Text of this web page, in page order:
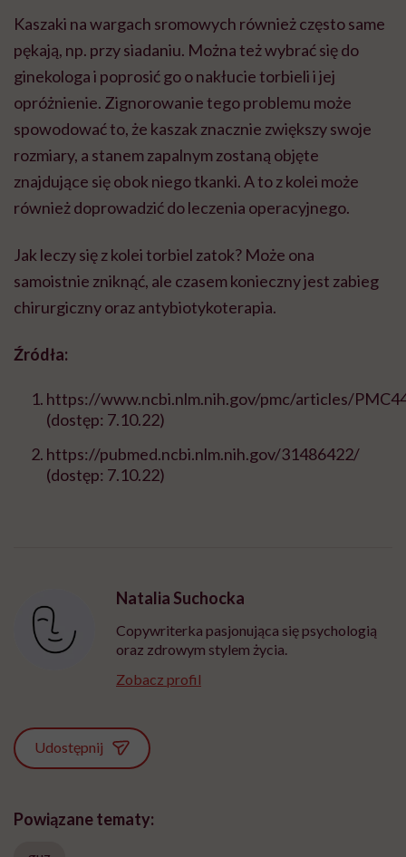
Kaszaki na wargach sromowych również często same
pękają, np. przy siadaniu. Można też wybrać się do
ginekologa i poprosić go o nakłucie torbieli i jej
opróżnienie. Zignorowanie tego problemu może
spowodować to, że kaszak znacznie zwiększy swoje
rozmiary, a stanem zapalnym zostaną objęte
znajdujące się obok niego tkanki. A to z kolei może
również doprowadzić do leczenia operacyjnego.
Jak leczy się z kolei torbiel zatok? Może ona
samoistnie zniknąć, ale czasem konieczny jest zabieg
chirurgiczny oraz antybiotykoterapia.
Źródła:
https://www.ncbi.nlm.nih.gov/pmc/articles/
(dostęp: 7.10.22)
https://pubmed.ncbi.nlm.nih.gov/31486422/
(dostęp: 7.10.22)
Natalia Suchocka
Copywriterka pasjonująca się psychologią
oraz zdrowym stylem życia.
Zobacz profil
Udostępnij
Powiązane tematy: